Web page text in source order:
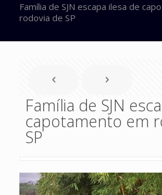
Família de SJN escapa ilesa de
rodovia de SP
Família de SJN
capotamento em
SP